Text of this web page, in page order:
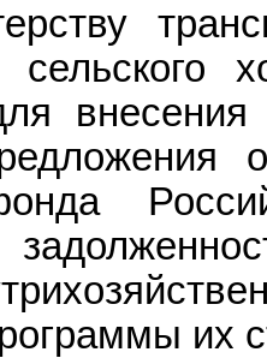
сельского
их